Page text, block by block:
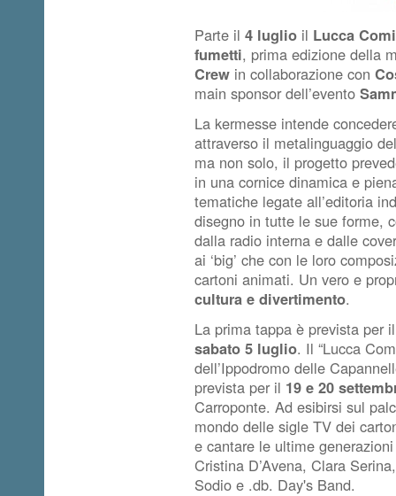
Parte il 4 luglio il Lucca
fumetti, prima edizione della
Crew in collaborazione con
main sponsor dell’evento
La kermesse intende
attraverso il metalinguaggio del
ma non solo, il progetto
in una cornice dinamica e
tematiche legate all’editoria
disegno in tutte le sue forme,
dalla radio interna e dalle
ai ‘big’ che con le loro
cartoni animati. Un vero e
cultura e divertimento.
La prima tappa è prevista per
sabato 5 luglio. Il “Lucca
dell’Ippodromo delle
prevista per il 19 e 20
Carroponte. Ad esibirsi sul
mondo delle sigle TV dei
e cantare le ultime
Cristina D’Avena, Clara
Sodio e .db. Day's Band.